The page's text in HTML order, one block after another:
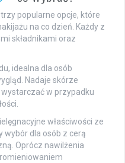
popularne opcje, które
na co dzień. Każdy z
składnikami oraz
idealna dla osób
Nadaje skórze
w przypadku
właściwości ze
wybór dla osób z cerą
Oprócz nawilżenia